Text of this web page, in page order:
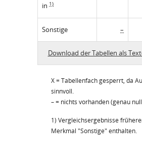
in 1)
Sonstige –
Download der Tabellen als
X = Tabellenfach gesperrt, da
sinnvoll.
– = nichts vorhanden (genau
1) Vergleichsergebnisse
Merkmal "Sonstige" enthalten.